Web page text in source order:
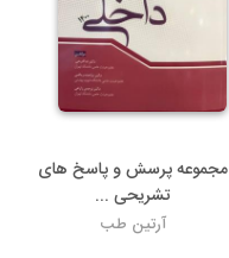
مجموعه پرسش و پاسخ های
تشریحی ...
آرتین طب